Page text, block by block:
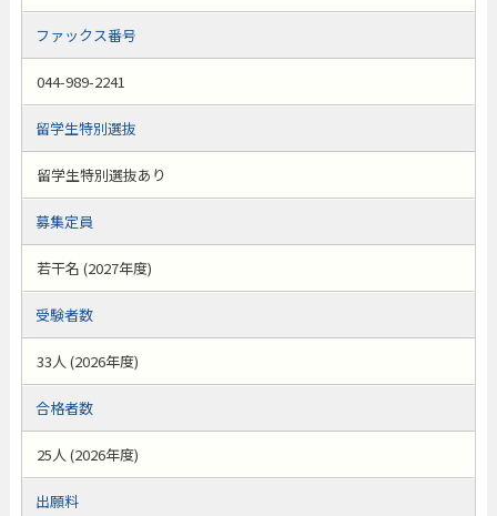
ファックス番号
044-989-2241
留学生特別選抜
留学生特別選抜あり
募集定員
若干名 (2027年度)
受験者数
33人 (2026年度)
合格者数
25人 (2026年度)
出願料